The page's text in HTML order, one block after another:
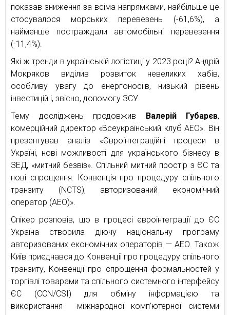
показав зниження за всіма напрямками, найбільше це
стосувалося морських перевезень (-61,6%), а
найменше постраждали автомобільні перевезення
(-11,4%).
Які ж тренди в українській логістиці у 2023 році? Андрій
Мокряков виділив розвиток невеликих хабів,
особливу увагу до енергоносіїв, низький рівень
інвестицій і, звісно, допомогу ЗСУ.
Тему досліджень продовжив Валерій Губарєв,
комерційний директор «Всеукраїнський клуб АЕО». Він
презентував аналіз «Євроінтеграційні процеси в
Україні, нові можливості для українського бізнесу в
ЗЕД, «митний безвіз». Спільний митний простір з ЄС та
нові спрощення. Конвенція про процедуру спільного
транзиту (NCTS), авторизований економічний
оператор (АЕО)».
Спікер розповів, що в процесі євроінтеграції до ЄС
Україна створила діючу національну програму
авторизованих економічних операторів — АЕО. Також
Київ приєднався до Конвенції про процедуру спільного
транзиту, Конвенції про спрощення формальностей у
торгівлі товарами та спільного системного інтерфейсу
ЄС (ССN/CSI) для обміну інформацією та
використання міжнародної комп’ютерної системи